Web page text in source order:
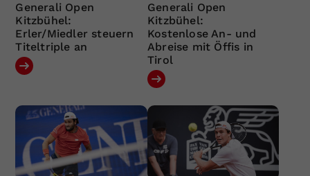
Generali Open
Kitzbühel:
Erler/Miedler steuern
Titeltriple an
Generali Open
Kitzbühel:
Kostenlose An- und
Abreise mit Öffis in
Tirol